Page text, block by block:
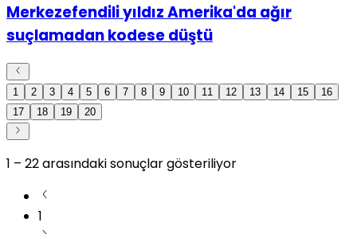
Merkezefendili yıldız Amerika'da ağır
suçlamadan kodese düştü
1 2 3 4 5 6 7 8 9 10 11 12 13 14 15
16
17
18 19 20
1 – 22arasındaki sonuçlar gösteriliyor
1